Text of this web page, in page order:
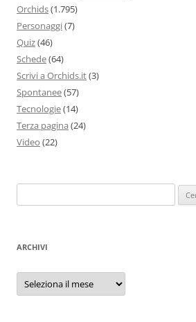
Orchids(1.795)
Personaggi(7)
Quiz(46)
Schede(64)
Scrivi a Orchids.it(3)
Spontanee(57)
Tecnologie(14)
Terza pagina (24)
Video (22)
per:
ARCHIVI
Archivi